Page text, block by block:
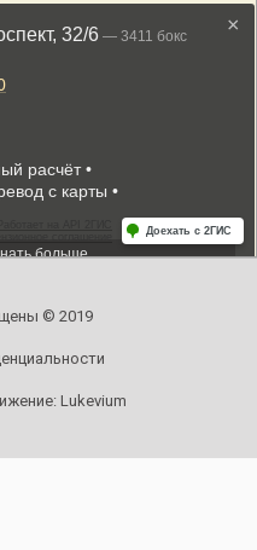
© 2019
Lukevium